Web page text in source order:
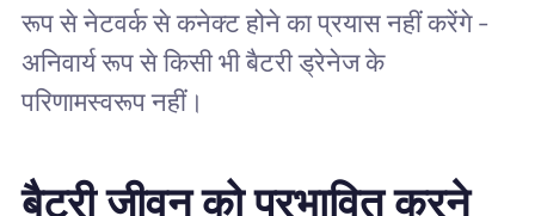
रूप से नेटवर्क से कनेक्ट होने का प्रयास नहीं करेंगे -
अनिवार्य रूप से किसी भी बैटरी ड्रेनेज के
परिणामस्वरूप नहीं।
बैटरी जीवन को प्रभावित करने